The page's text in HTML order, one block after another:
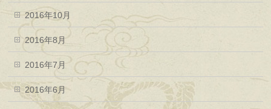
2016年10月
2016年8月
2016年7月
2016年6月